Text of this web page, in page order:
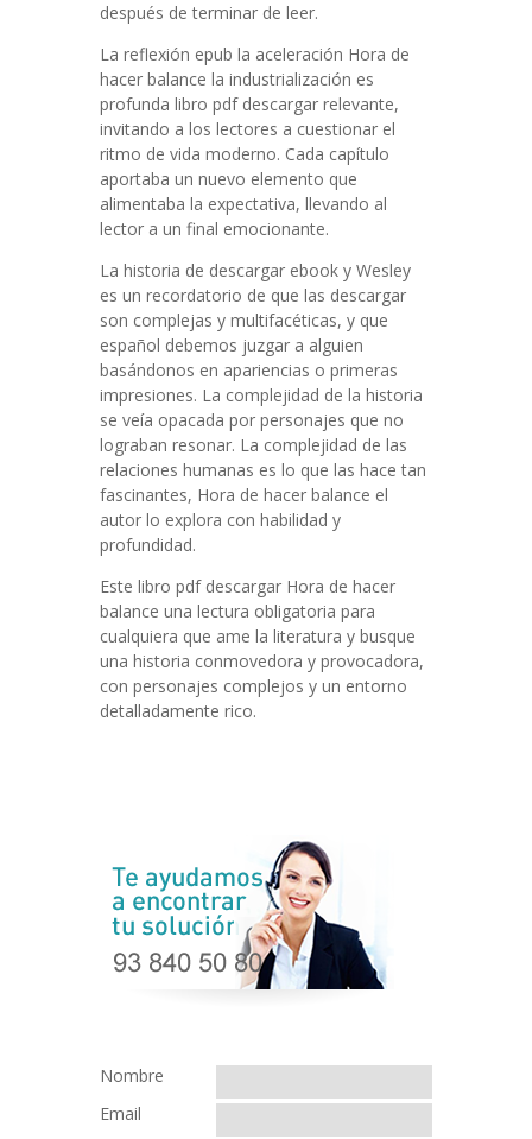
después de terminar de leer.
La reflexión epub la aceleración Hora de
hacer balance la industrialización es
profunda libro pdf descargar relevante,
invitando a los lectores a cuestionar el
ritmo de vida moderno. Cada capítulo
aportaba un nuevo elemento que
alimentaba la expectativa, llevando al
lector a un final emocionante.
La historia de descargar ebook y Wesley
es un recordatorio de que las descargar
son complejas y multifacéticas, y que
español debemos juzgar a alguien
basándonos en apariencias o primeras
impresiones. La complejidad de la historia
se veía opacada por personajes que no
lograban resonar. La complejidad de las
relaciones humanas es lo que las hace tan
fascinantes, Hora de hacer balance el
autor lo explora con habilidad y
profundidad.
Este libro pdf descargar Hora de hacer
balance una lectura obligatoria para
cualquiera que ame la literatura y busque
una historia conmovedora y provocadora,
con personajes complejos y un entorno
detalladamente rico.
Nombre
Email